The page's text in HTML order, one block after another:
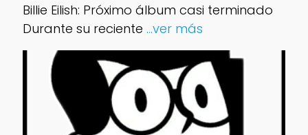
Billie Eilish: Próximo álbum casi terminado
Durante su reciente ...ver más